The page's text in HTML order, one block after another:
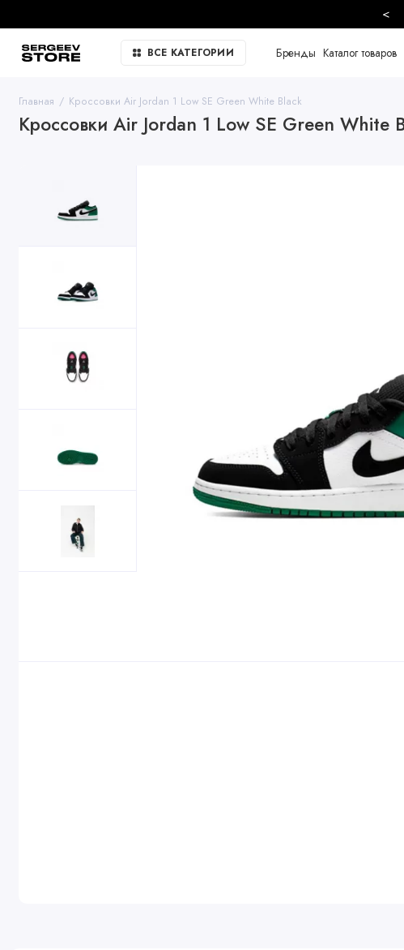
<
ВСЕ КАТЕГОРИИ Бренды Каталог товаров
Главная Кроссовки Air Jordan 1 Low SE Green White Black
Кроссовки Air Jordan 1 Low SE Green White